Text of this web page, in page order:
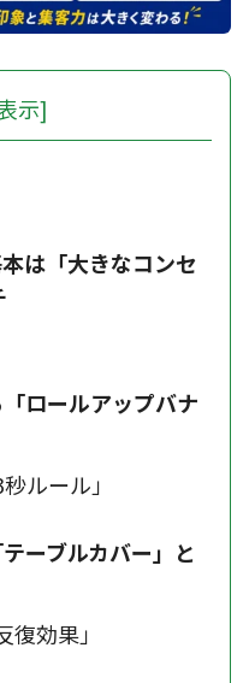
示]
は「大きなコンセ
ロールアップバナ
ルール」
ーブルカバー」と
効果」